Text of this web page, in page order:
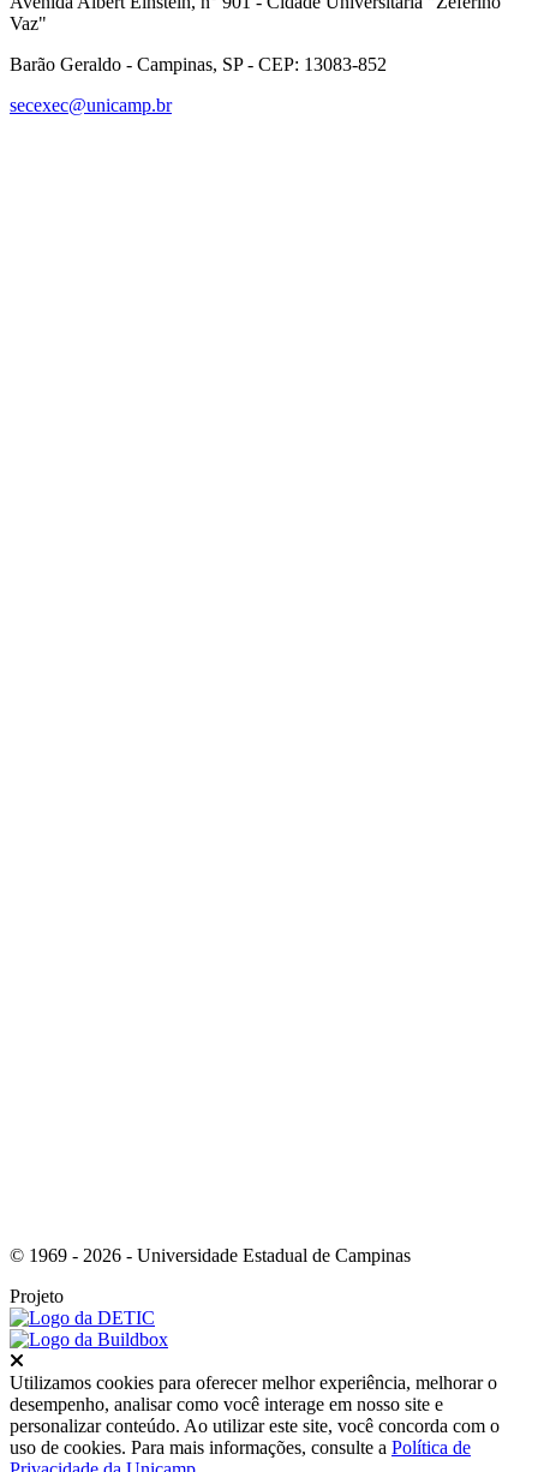
Vaz"
Barão Geraldo - Campinas, SP - CEP: 13083-852
secexec@unicamp.br
© 1969 - 2026 - Universidade Estadual de Campinas
Projeto
Utilizamos cookies para oferecer melhor experiência, melhorar o
desempenho, analisar como você interage em nosso site e
personalizar conteúdo. Ao utilizar este site, você concorda com o
uso de cookies. Para mais informações, consulte a Política de